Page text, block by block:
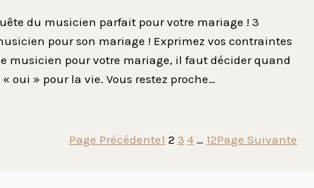
du musicien parfait pour votre mariage ! 3
pour son mariage ! Exprimez vos contraintes
musicien pour votre mariage, il faut décider quand
oui » pour la vie. Vous restez proche…
Page Précédente1 2 3 4 … 12Page Suivante